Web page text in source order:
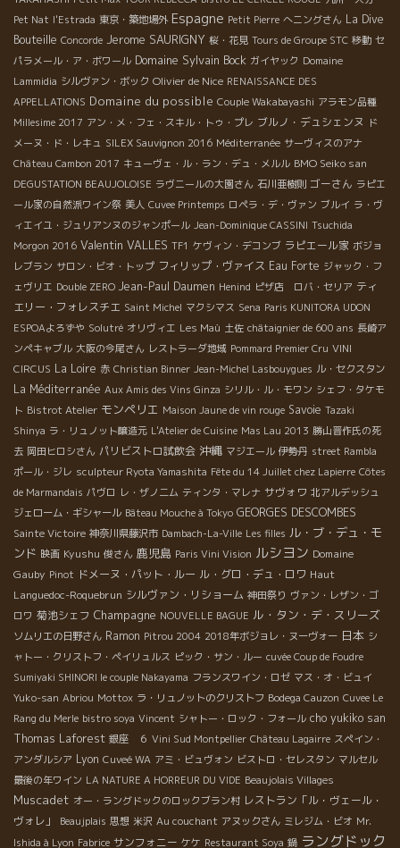
Pet Nat l'Estrada 東京・築地場外 Espagne Petit Pierre へニングさん La Dive
Bouteille Concorde Jerome SAURIGNY 桜・花見 Tours de Groupe STC 移動 セ
パラメール・ア・ボワール Domaine Sylvain Bock ガイヤック Domaine
Lammidia シルヴァン・ボック Olivier de Nice RENAISSANCE DES
APPELLATIONS Domaine du possible Couple Wakabayashi アラモン品種
Millesime 2017 アン・メ・フェ・スキル・トゥ・プレ ブルノ・デュシェンヌ ド
メーヌ・ド・レキュ SILEX Sauvignon 2016 Méditerranée サーヴィスのアナ
Château Cambon 2017 キューヴェ・ル・ラン・デュ・メルル BMO Seiko san
DEGUSTATION BEAUJOLOISE ラヴニールの大園さん 石川亜樹則 ゴーさん ラピエ
ール家の自然派ワイン祭 美人 Cuvee Printemps ロペラ・デ・ヴァン ブルイ ラ・ヴ
ィエイユ・ジュリアンヌのジャンポール Jean-Dominique CASSINI Tsuchida
Morgon 2016 Valentin VALLES TF1 ケヴィン・デコンブ ラピエール家 ボジョ
レブラン サロン・ビオ・トップ フィリップ・ヴァイス Eau Forte ジャック・フ
ェヴリエ Double ZERO Jean-Paul Daumen Henind ピザ店 ロバ・セリア ティ
エリー・フォレスチエ Saint Michel マクシマス Sena Paris KUNITORA UDON
ESPOAよろずや Solutré オリヴィエ Les Maù 土佐 châtaignier de 600 ans 長崎ア
ンペキャブル 大阪の今尾さん レストラーダ地域 Pommard Premier Cru VINI
CIRCUS La Loire 赤 Christian Binner Jean-Michel Lasbouygues ル・セクスタン
La Méditerranée Aux Amis des Vins Ginza シリル・ル・モワン シェフ・タケモ
ト Bistrot Atelier モンペリエ Maison Jaune de vin rouge Savoie Tazaki
Shinya ラ・リュノット醸造元 L'Atelier de Cuisine Mas Lau 2013 勝山晋作氏の死
去 岡田ヒロシさん パリビストロ試飲会 沖縄 マジエール 伊勢丹 street Rambla
ポール・ジレ sculpteur Ryota Yamashita Fête du 14 Juillet chez Lapierre Côtes
de Marmandais パヴロ レ・ザノ二ム ティンタ・マレナ サヴォワ 北アルデッシュ
ジェローム・ギシャール Bâteau Mouche à Tokyo GEORGES DESCOMBES
Sainte Victoire 神奈川県藤沢市 Dambach-La-Ville Les filles ル・ブ・デュ・モ
ンド 映画 Kyushu 俊さん 鹿児島 Paris Vini Vision ルシヨン Domaine
Gauby Pinot ドメーヌ・パット・ルー ル・グロ・デュ・ロワ Haut
Languedoc-Roquebrun シルヴァン・リショーム 神田祭り ヴァン・レザン・ゴ
ロワ 菊池シェフ Champagne NOUVELLE BAGUE ル・タン・デ・スリーズ
ソムリエの日野さん Ramon Pitrou 2004 2018年ボジョレ・ヌーヴォー 日本 シ
ャトー・クリストフ・ペイリュルス ピック・サン・ルー cuvée Coup de Foudre
Sumiyaki SHINORI le couple Nakayama フランスワイン・ロゼ マス・オ・ビュイ
Yuko-san Abriou Mottox ラ・リュノットのクリストフ Bodega Cauzon Cuvee Le
Rang du Merle bistro soya Vincent シャトー・ロック・フォール cho yukiko san
Thomas Laforest 銀座 ６ Vini Sud Montpellier Château Lagairre スペイン・
アンダルシア Lyon Cuveé WA アミ・ビュヴォン ビストロ・セレスタン マルセル
最後の年ワイン LA NATURE A HORREUR DU VIDE Beaujolais Villages
Muscadet オー・ラングドックのロックブラン村 レストラン「ル・ヴェール・
ヴォレ」
Beaujplais 思想 米沢 Au couchant アヌックさん ミレジム・ビオ Mr.
Ishida à Lyon Fabrice サンフォニー ケケ Restaurant Soya 鍋 ラングドック